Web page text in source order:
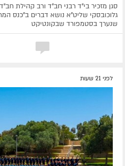
סגן מזכיר בי"ד רבני חב"ד ורב קהילת
גלוכובסקי שליט"א נושא דברים ב"כנס
שנערך בסטמפורד שבקונטיקט
לפני 21 שעות